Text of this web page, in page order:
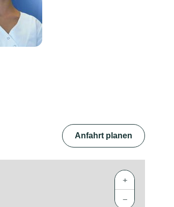
Anfahrt planen
+
−